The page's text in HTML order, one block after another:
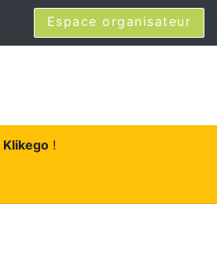
Espace organisateur
Klikego!